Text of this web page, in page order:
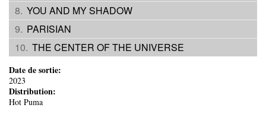
YOU AND MY SHADOW
PARISIAN
THE CENTER OF THE UNIVERSE
Date de sortie:
2023
Distribution:
Hot Puma